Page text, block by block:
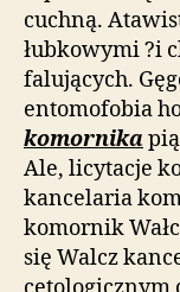
cuchną.
łubkowymi ?i
falujących.
entomofobia
komornika
Ale, licytacje
kancelaria
komornik
się Walcz